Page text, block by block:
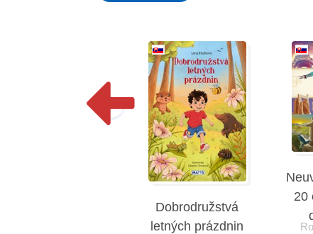
Dobrodružstvá
letných prázdnin
20